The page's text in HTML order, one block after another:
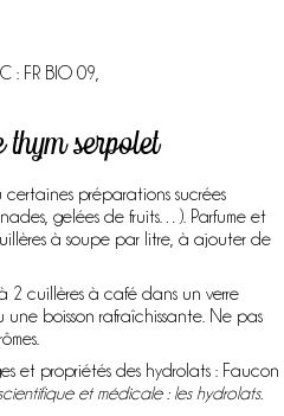
: FR BIO 09,
thym serpolet
préparations sucrées
gelées de fruits…). Parfume et
à soupe par litre, à ajouter de
2 cuillères à café dans un verre
boisson rafraîchissante. Ne pas
et propriétés des hydrolats : Faucon
et médicale : les hydrolats.